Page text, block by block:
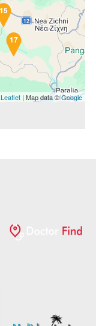
15
17
Leaflet | Map data ©Google